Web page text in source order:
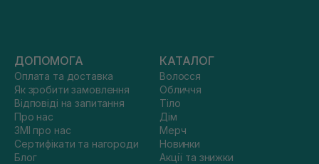
ДОПОМОГА
Оплата та доставка
Як зробити замовлення
Відповіді на запитання
Про нас
ЗМІ про нас
Сертифікати та нагороди
Блог
КАТАЛОГ
Волосся
Обличчя
Тіло
Дім
Мерч
Новинки
Акції та знижки